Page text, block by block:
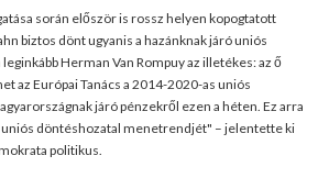
során először is rossz helyen kopogtatott
biztos dönt ugyanis a hazánknak járó uniós
Herman Van Rompuy az illetékes: az ő
az Európai Tanács a 2014-2020-as uniós
járó pénzekről ezen a héten. Ez arra
uniós döntéshozatal menetrendjét" – jelentette ki
politikus.